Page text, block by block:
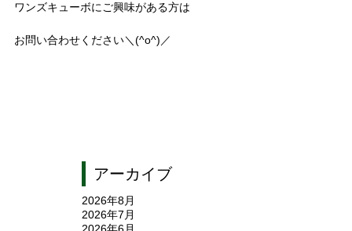
ワンズキューボにご興味がある方は
お問い合わせください＼(^o^)／
アーカイブ
2026年8月
2026年7月